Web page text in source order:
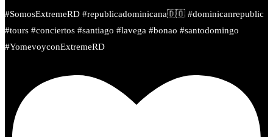
#SomosExtremeRD #republicadominicana🇩🇴 #dominicanrepublic
#tours #conciertos #santiago #lavega #bonao #santodomingo
#YomevoyconExtremeRD